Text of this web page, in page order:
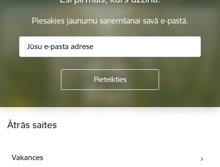
Piesakies jaunumu saņemšanai savā e-pastā.
Kājene
Ātrās saites
Vakances